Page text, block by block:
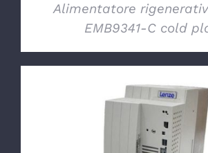
Alimentatore
EMB9341-C cold